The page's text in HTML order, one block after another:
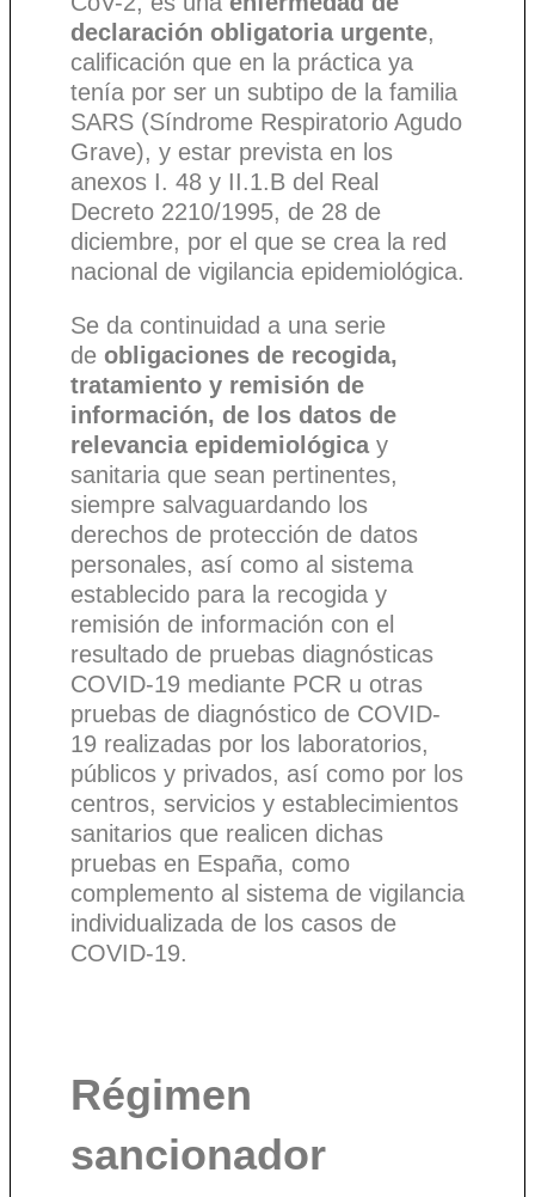
declaración obligatoria urgente,
calificación que en la práctica ya
tenía por ser un subtipo de la familia
SARS (Síndrome Respiratorio Agudo
Grave), y estar prevista en los
anexos I. 48 y II.1.B del Real
Decreto 2210/1995, de 28 de
diciembre, por el que se crea la red
nacional de vigilancia epidemiológica.
Se da continuidad a una serie
de obligaciones de recogida,
tratamiento y remisión de
información, de los datos de
relevancia epidemiológicay
sanitaria que sean pertinentes,
siempre salvaguardando los
derechos de protección de datos
personales, así como al sistema
establecido para la recogida y
remisión de información con el
resultado de pruebas diagnósticas
COVID-19 mediante PCR u otras
pruebas de diagnóstico de COVID-
19 realizadas por los laboratorios,
públicos y privados, así como por los
centros, servicios y establecimientos
sanitarios que realicen dichas
pruebas en España, como
complemento al sistema de vigilancia
individualizada de los casos de
COVID-19.
Régimen
sancionador